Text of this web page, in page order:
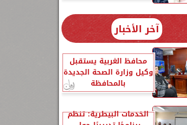
آخر الأخبار
محافظ الغربية يستقبل
وكيل وزارة الصحة الجديدة
بالمحافظة
الخدمات البيطرية: تنظم